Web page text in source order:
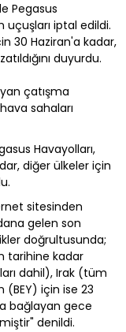
Pegasus
uçuşları iptal edildi.
30 Haziran'a kadar,
duyurdu.
çatışma
sahaları
Havayolları,
diğer ülkeler için
sitesinden
gelen son
doğrultusunda;
tarihine kadar
dahil), Irak (tüm
için ise 23
bağlayan gece
denildi.